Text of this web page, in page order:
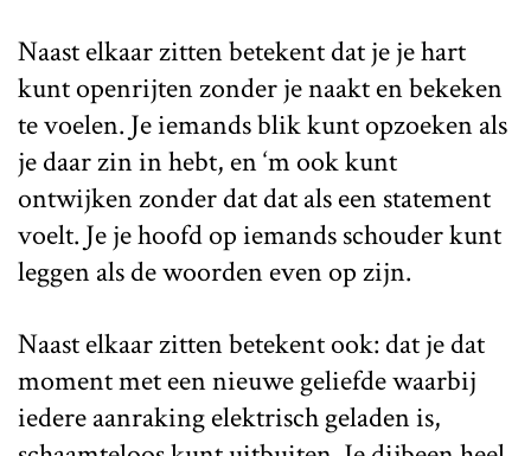
Naast elkaar zitten betekent dat je je hart
kunt openrijten zonder je naakt en bekeken
te voelen. Je iemands blik kunt opzoeken als
je daar zin in hebt, en ‘m ook kunt
ontwijken zonder dat dat als een statement
voelt. Je je hoofd op iemands schouder kunt
leggen als de woorden even op zijn.
Naast elkaar zitten betekent ook: dat je dat
moment met een nieuwe geliefde waarbij
iedere aanraking elektrisch geladen is,